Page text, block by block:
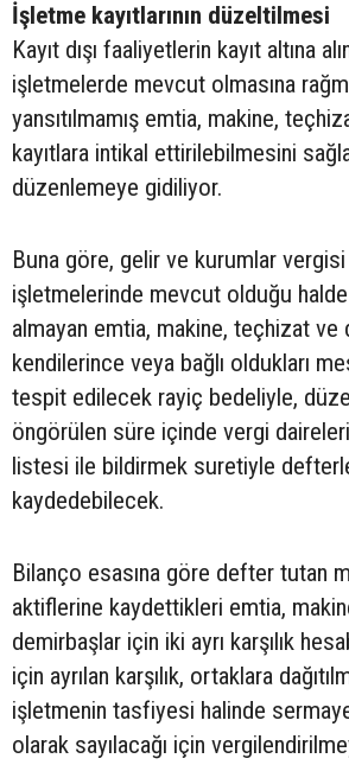
İşletme kayıtlarının düzeltilmesi
Kayıt dışı faaliyetlerin kayıt altına
işletmelerde mevcut olmasına
yansıtılmamış emtia, makine,
kayıtlara intikal ettirilebilmesini
düzenlemeye gidiliyor.
Buna göre, gelir ve kurumlar
işletmelerinde mevcut olduğu halde
almayan emtia, makine, teçhizat ve
kendilerince veya bağlı oldukları
tespit edilecek rayiç bedeliyle,
öngörülen süre içinde vergi
listesi ile bildirmek suretiyle
kaydedebilecek.
Bilanço esasına göre defter tutan
aktiflerine kaydettikleri emtia,
demirbaşlar için iki ayrı karşılık
için ayrılan karşılık, ortaklara
işletmenin tasfiyesi halinde
olarak sayılacağı için